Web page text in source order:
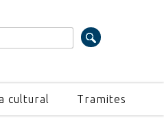
de búsqueda
cultural Tramites